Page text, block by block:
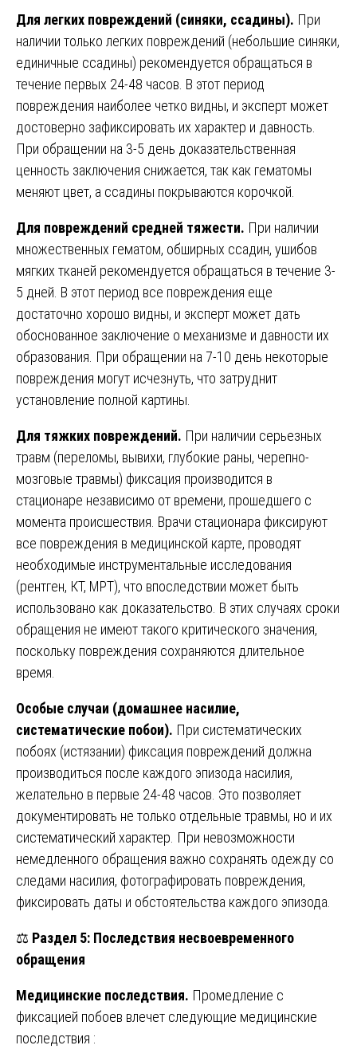
Для легких повреждений (синяки, ссадины). При
наличии только легких повреждений (небольшие синяки,
единичные ссадины) рекомендуется обращаться в
течение первых 24-48 часов. В этот период
повреждения наиболее четко видны, и эксперт может
достоверно зафиксировать их характер и давность.
При обращении на 3-5 день доказательственная
ценность заключения снижается, так как гематомы
меняют цвет, а ссадины покрываются корочкой.
Для повреждений средней тяжести. При наличии
множественных гематом, обширных ссадин, ушибов
мягких тканей рекомендуется обращаться в течение 3-
5 дней. В этот период все повреждения еще
достаточно хорошо видны, и эксперт может дать
обоснованное заключение о механизме и давности их
образования. При обращении на 7-10 день некоторые
повреждения могут исчезнуть, что затруднит
установление полной картины.
Для тяжких повреждений. При наличии серьезных
травм (переломы, вывихи, глубокие раны, черепно-
мозговые травмы) фиксация производится в
стационаре независимо от времени, прошедшего с
момента происшествия. Врачи стационара фиксируют
все повреждения в медицинской карте, проводят
необходимые инструментальные исследования
(рентген, КТ, МРТ), что впоследствии может быть
использовано как доказательство. В этих случаях сроки
обращения не имеют такого критического значения,
поскольку повреждения сохраняются длительное
время.
Особые случаи (домашнее насилие,
систематические побои). При систематических
побоях (истязании) фиксация повреждений должна
производиться после каждого эпизода насилия,
желательно в первые 24-48 часов. Это позволяет
документировать не только отдельные травмы, но и их
систематический характер. При невозможности
немедленного обращения важно сохранять одежду со
следами насилия, фотографировать повреждения,
фиксировать даты и обстоятельства каждого эпизода.
⚖️ Раздел 5: Последствия несвоевременного
обращения
Медицинские последствия. Промедление с
фиксацией побоев влечет следующие медицинские
последствия :